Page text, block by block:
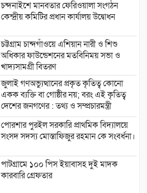
চন্দনাইশে মানবতার ফেরিওয়ালা সংগঠন
কেন্দ্রীয় কমিটির প্রধান কার্যালয় উদ্বোধন
চট্টগ্রাম চান্দগাঁওয়ে এশিয়ান নারী ও শিশু
অধিকার ফাউন্ডেশনের মতবিনিময় সভা ও
খাদ্যসামগ্রী বিতরণ
জুলাই গণঅভ্যুত্থানের প্রকৃত কৃতিত্ব কোনো
একক ব্যক্তি বা গোষ্ঠীর নয়; বরং এই কৃতিত্ব
দেশের জনগণের : তথ্য ও সম্প্রচারমন্ত্রী
পোরশার পুরইল সরকারি প্রাথমিক বিদ্যালয়ে
সংসদ সদস্য মোস্তাফিজুর রহমান কে সংবর্ধনা।
পাটগ্রামে ১০০ পিস ইয়াবাসহ দুই মাদক
কারবারি গ্রেফতার